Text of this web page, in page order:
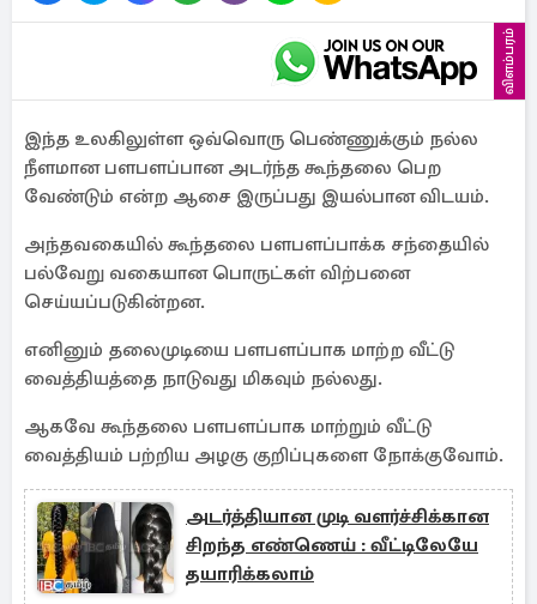
விளம்பரம்
இந்த உலகிலுள்ள ஒவ்வொரு பெண்ணுக்கும் நல்ல
நீளமான பளபளப்பான அடர்ந்த கூந்தலை பெற
வேண்டும் என்ற ஆசை இருப்பது இயல்பான விடயம்.
அந்தவகையில் கூந்தலை பளபளப்பாக்க சந்தையில்
பல்வேறு வகையான பொருட்கள் விற்பனை
செய்யப்படுகின்றன.
எனினும் தலைமுடியை பளபளப்பாக மாற்ற வீட்டு
வைத்தியத்தை நாடுவது மிகவும் நல்லது.
ஆகவே கூந்தலை பளபளப்பாக மாற்றும் வீட்டு
வைத்தியம் பற்றிய அழகு குறிப்புகளை நோக்குவோம்.
அடர்த்தியான முடி வளர்ச்சிக்கான
சிறந்த எண்ணெய் : வீட்டிலேயே
தயாரிக்கலாம்